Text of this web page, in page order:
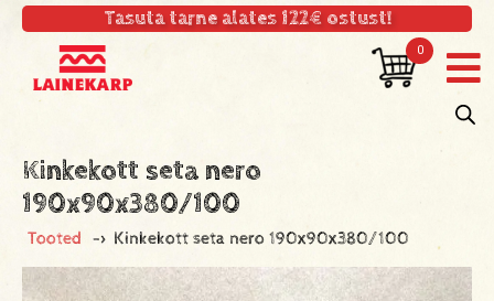
Tasuta tarne alates 122€ ostust!
0
Kinkekott seta nero
190x90x380/100
Tooted -> Kinkekott seta nero 190x90x380/100